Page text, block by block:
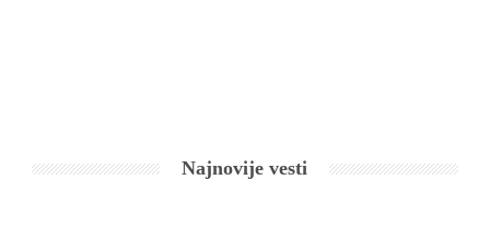
Najnovije vesti